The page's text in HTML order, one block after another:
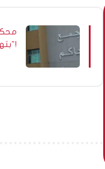
بتهمة "اعتناق المسيحية"!